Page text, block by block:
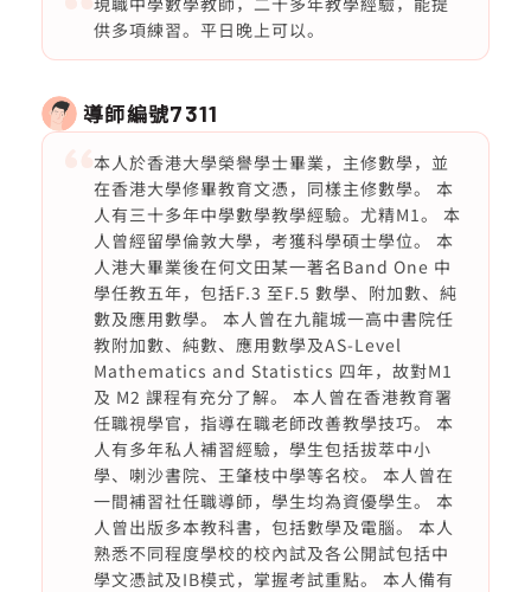
供多項練習。平日晚上可以。
導師編號7311
本人於香港大學榮譽學士畢業，主修數學，並
在香港大學修畢教育文憑，同樣主修數學。 本
人有三十多年中學數學教學經驗。尤精M1。 本
人曾經留學倫敦大學，考獲科學碩士學位。 本
人港大畢業後在何文田某一著名Band One 中
學任教五年，包括F.3 至F.5 數學、附加數、純
數及應用數學。 本人曾在九龍城一高中書院任
教附加數、純數、應用數學及AS-Level
Mathematics and Statistics 四年，故對M1
及 M2 課程有充分了解。 本人曾在香港教育署
任職視學官，指導在職老師改善教學技巧。 本
人有多年私人補習經驗，學生包括拔萃中小
學、喇沙書院、王肇枝中學等名校。 本人曾在
一間補習社任職導師，學生均為資優學生。 本
人曾出版多本教科書，包括數學及電腦。 本人
熟悉不同程度學校的校內試及各公開試包括中
學文憑試及IB模式，掌握考試重點。 本人備有